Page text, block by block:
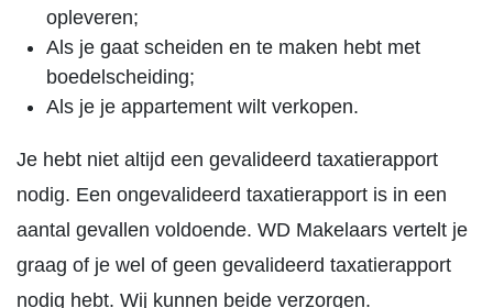
opleveren;
Als je gaat scheiden en te maken hebt met
boedelscheiding;
Als je je appartement wilt verkopen.
Je hebt niet altijd een gevalideerd taxatierapport
nodig. Een ongevalideerd taxatierapport is in een
aantal gevallen voldoende. WD Makelaars vertelt je
graag of je wel of geen gevalideerd taxatierapport
nodig hebt. Wij kunnen beide verzorgen.